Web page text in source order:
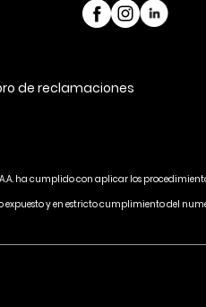
de reclamaciones
ha cumplido con aplicar los
y en estricto cumplimiento del